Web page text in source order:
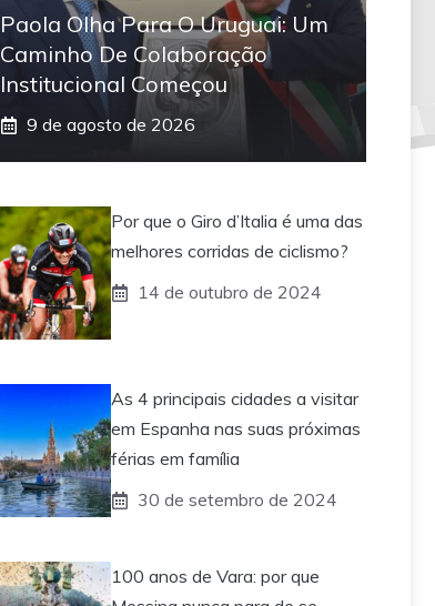
Paola Olha Para O Uruguai: Um
Caminho De Colaboração
Institucional Começou
9 de agosto de 2026
Por que o Giro d’Italia é uma das
melhores corridas de ciclismo?
14 de outubro de 2024
As 4 principais cidades a visitar
em Espanha nas suas próximas
férias em família
30 de setembro de 2024
100 anos de Vara: por que